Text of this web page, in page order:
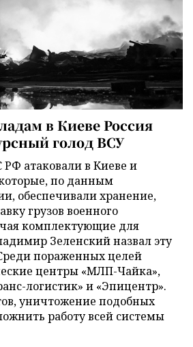
в Киеве Россия
голод ВСУ
РФ атаковали в Киеве и
по данным
обеспечивали хранение,
грузов военного
комплектующие для
Зеленский назвал эту
пораженных целей
центры «МЛП-Чайка»,
логистик» и «Эпицентр».
уничтожение подобных
работу всей системы